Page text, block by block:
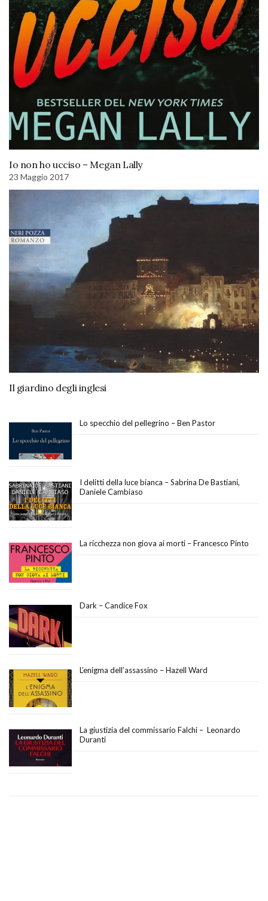
Io non ho ucciso – Megan Lally
23 Maggio 2017
Il giardino degli inglesi
Lo specchio del pellegrino – Ben Pastor
I delitti della luce bianca – Sabrina De Bastiani,
Daniele Cambiaso
La ricchezza non giova ai morti – Francesco Pinto
Dark – Candice Fox
L’enigma dell’assassino – Hazell Ward
La giustizia del commissario Falchi – Leonardo
Duranti